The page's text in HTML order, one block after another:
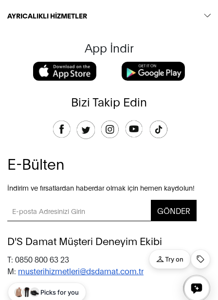
AYRICALIKLI HİZMETLER
App İndir
Bizi Takip Edin
E-Bülten
İndirim ve fırsatlardan haberdar olmak için hemen kaydolun!
GÖNDER
D'S Damat Müşteri Deneyim Ekibi
T: 0850 800 63 23
M: musterihizmetleri@dsdamat.com.tr